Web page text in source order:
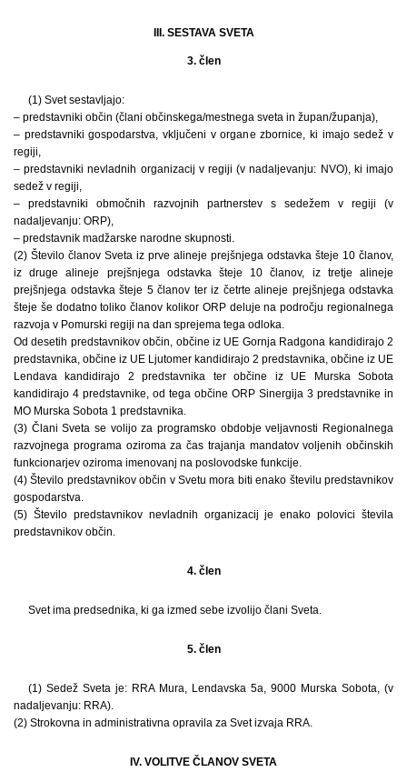
III. SESTAVA SVETA
3. člen
(1) Svet sestavljajo:
– predstavniki občin (člani občinskega/mestnega sveta in župan/županja),
– predstavniki gospodarstva, vključeni v organe zbornice, ki imajo sedež v
regiji,
– predstavniki nevladnih organizacij v regiji (v nadaljevanju: NVO), ki imajo
sedež v regiji,
– predstavniki območnih razvojnih partnerstev s sedežem v regiji (v
nadaljevanju: ORP),
– predstavnik madžarske narodne skupnosti.
(2) Število članov Sveta iz prve alineje prejšnjega odstavka šteje 10 članov,
iz druge alineje prejšnjega odstavka šteje 10 članov, iz tretje alineje
prejšnjega odstavka šteje 5 članov ter iz četrte alineje prejšnjega odstavka
šteje še dodatno toliko članov kolikor ORP deluje na področju regionalnega
razvoja v Pomurski regiji na dan sprejema tega odloka.
Od desetih predstavnikov občin, občine iz UE Gornja Radgona kandidirajo 2
predstavnika, občine iz UE Ljutomer kandidirajo 2 predstavnika, občine iz UE
Lendava kandidirajo 2 predstavnika ter občine iz UE Murska Sobota
kandidirajo 4 predstavnike, od tega občine ORP Sinergija 3 predstavnike in
MO Murska Sobota 1 predstavnika.
(3) Člani Sveta se volijo za programsko obdobje veljavnosti Regionalnega
razvojnega programa oziroma za čas trajanja mandatov voljenih občinskih
funkcionarjev oziroma imenovanj na poslovodske funkcije.
(4) Število predstavnikov občin v Svetu mora biti enako številu predstavnikov
gospodarstva.
(5) Število predstavnikov nevladnih organizacij je enako polovici števila
predstavnikov občin.
4. člen
Svet ima predsednika, ki ga izmed sebe izvolijo člani Sveta.
5. člen
(1) Sedež Sveta je: RRA Mura, Lendavska 5a, 9000 Murska Sobota, (v
nadaljevanju: RRA).
(2) Strokovna in administrativna opravila za Svet izvaja RRA.
IV. VOLITVE ČLANOV SVETA